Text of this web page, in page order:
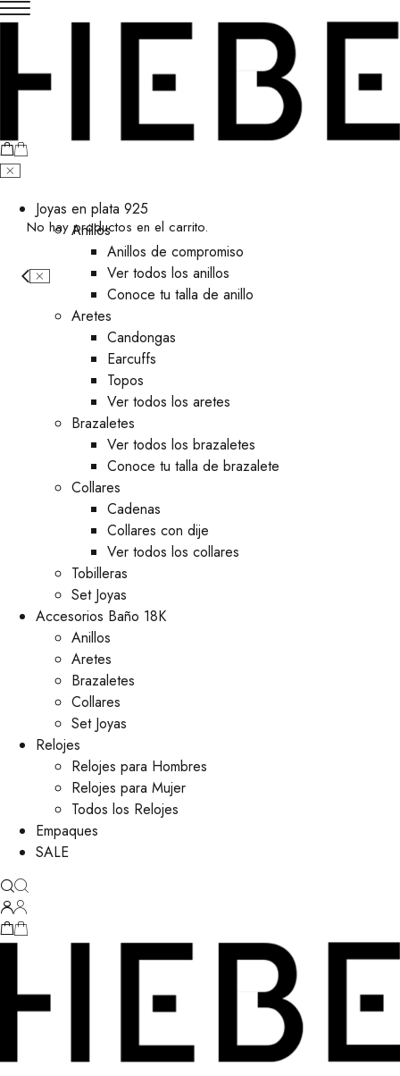
No hay productos en el carrito.
Joyas en plata 925
Anillos
Anillos de compromiso
Ver todos los anillos
Conoce tu talla de anillo
Aretes
⁠Candongas
Earcuffs
Topos
Ver todos los aretes
Brazaletes
Ver todos los brazaletes
Conoce tu talla de brazalete
Collares
Cadenas
Collares con dije
Ver todos los collares
Tobilleras
Set Joyas
Accesorios Baño 18K
Anillos
Aretes
Brazaletes
Collares
Set Joyas
Relojes
Relojes para Hombres
Relojes para Mujer
Todos los Relojes
Empaques
SALE